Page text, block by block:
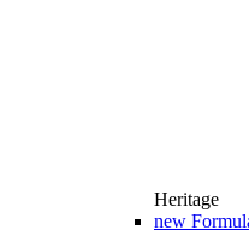
Heritage
new